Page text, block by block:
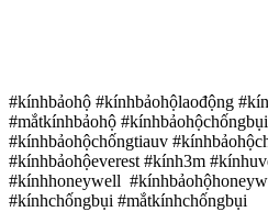
#kínhbảohộ #kínhbảohộlaođộng
#mắtkínhbảohộ
#kínhbảohộchốngtiauv
#kínhbảohộeverest #kính3m
#kínhhoneywell
#kínhchốngbụi #mắtkínhchốngbụi